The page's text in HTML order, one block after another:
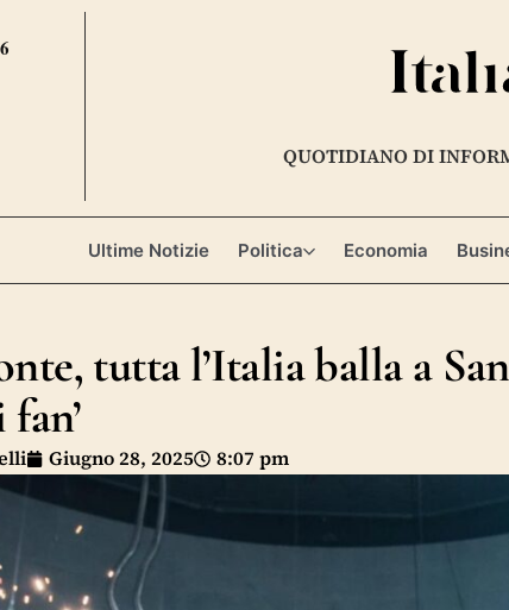
QUOTIDIANO DI
Ultime Notizie Politica Economia
tutta l’Italia balla a
Giugno 28, 2025 8:07 pm